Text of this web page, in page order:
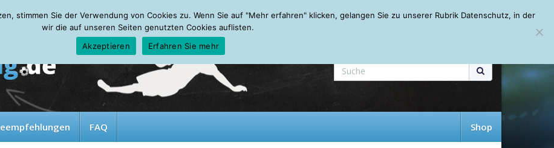
Mein Account About Autoren Leseempfehlungen FAQ
FAQ Shop
stimmen Sie der Verwendung von Cookies zu. Wenn Sie auf "Mehr erfahren" klicken, gelangen Sie zu unserer Rubrik Datenschutz, in der
wir die auf unseren Seiten genutzten Cookies auflisten.
Akzeptieren
Erfahren Sie mehr